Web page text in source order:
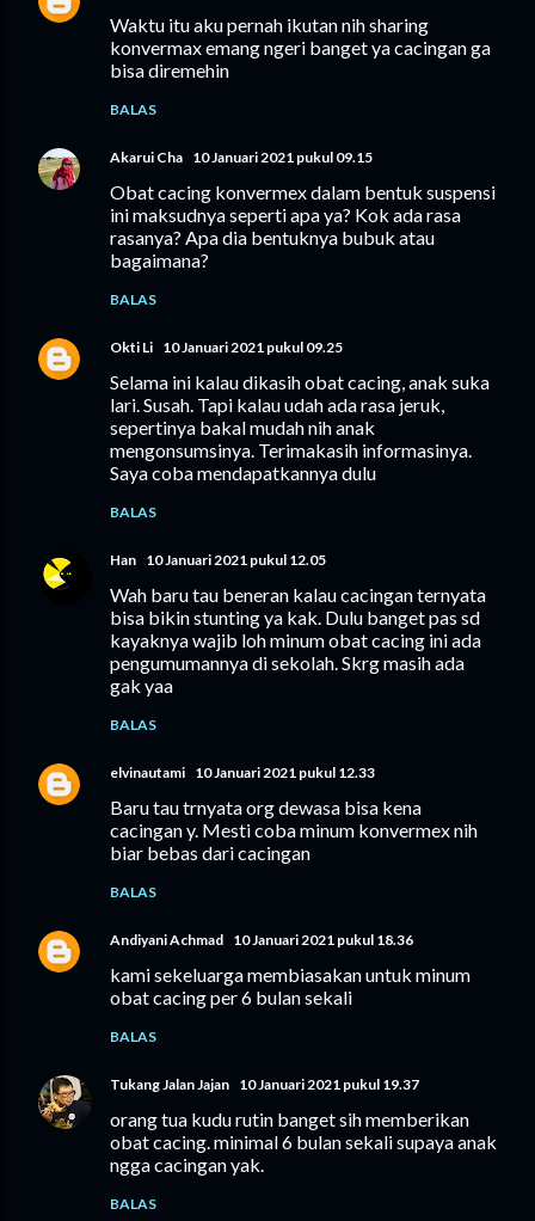
Waktu itu aku pernah ikutan nih sharing
konvermax emang ngeri banget ya cacingan ga
bisa diremehin
BALAS
Akarui Cha 10 Januari 2021 pukul 09.15
Obat cacing konvermex dalam bentuk suspensi
ini maksudnya seperti apa ya? Kok ada rasa
rasanya? Apa dia bentuknya bubuk atau
bagaimana?
BALAS
Okti Li 10 Januari 2021 pukul 09.25
Selama ini kalau dikasih obat cacing, anak suka
lari. Susah. Tapi kalau udah ada rasa jeruk,
sepertinya bakal mudah nih anak
mengonsumsinya. Terimakasih informasinya.
Saya coba mendapatkannya dulu
BALAS
Han 10 Januari 2021 pukul 12.05
Wah baru tau beneran kalau cacingan ternyata
bisa bikin stunting ya kak. Dulu banget pas sd
kayaknya wajib loh minum obat cacing ini ada
pengumumannya di sekolah. Skrg masih ada
gak yaa
BALAS
elvinautami 10 Januari 2021 pukul 12.33
Baru tau trnyata org dewasa bisa kena
cacingan y. Mesti coba minum konvermex nih
biar bebas dari cacingan
BALAS
Andiyani Achmad 10 Januari 2021 pukul 18.36
kami sekeluarga membiasakan untuk minum
obat cacing per 6 bulan sekali
BALAS
Tukang Jalan Jajan 10 Januari 2021 pukul 19.37
orang tua kudu rutin banget sih memberikan
obat cacing. minimal 6 bulan sekali supaya anak
ngga cacingan yak.
BALAS